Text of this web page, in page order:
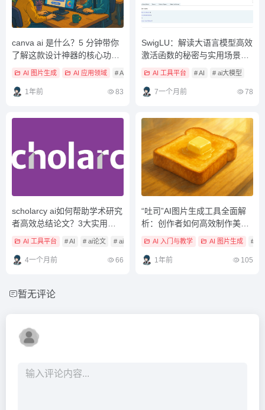
canva ai 是什么？5 分钟带你
了解这款设计神器的核心功能
与应用场景
AI 图片生成 AI 应用领域 # AI # AI 工具教學 # ai工具
1年前 83
SwigLU：解读大语言模型高效
激活函数的秘密与实用场景解
AI 工具平台 # AI # ai大模型
7一个月前 78
scholarcy ai如何帮助学术研究
者高效总结论文？3大实用功
能全解析
AI 工具平台 # AI # ai论文 # ai论文工具
4一个月前 66
“吐司”AI图片生成工具全面解
析：创作者如何高效制作美味
主题视觉素材？
AI 入门与教学 AI 图片生成 # AI
1年前 105
暂无评论